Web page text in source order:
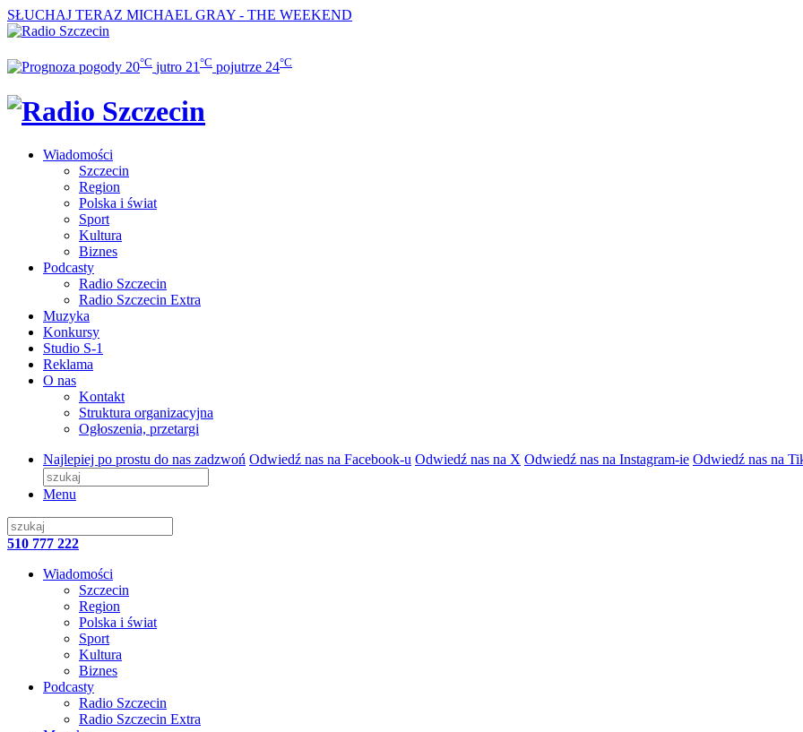
SŁUCHAJ TERAZ MICHAEL GRAY - THE WEEKEND
20°C jutro 21 °C pojutrze 24°C
Wiadomości
Szczecin
Region
Polska i świat
Sport
Kultura
Biznes
Podcasty
Radio Szczecin
Radio Szczecin Extra
Muzyka
Konkursy
Studio S-1
Reklama
O nas
Kontakt
Struktura organizacyjna
Ogłoszenia, przetargi
Najlepiej po prostu do nas zadzwoń Odwiedź nas na Facebook-u Odwiedź nas na X Odwiedź nas na Instagram-ie Odwiedź nas na
Menu
510 777 222
Wiadomości
Szczecin
Region
Polska i świat
Sport
Kultura
Biznes
Podcasty
Radio Szczecin
Radio Szczecin Extra